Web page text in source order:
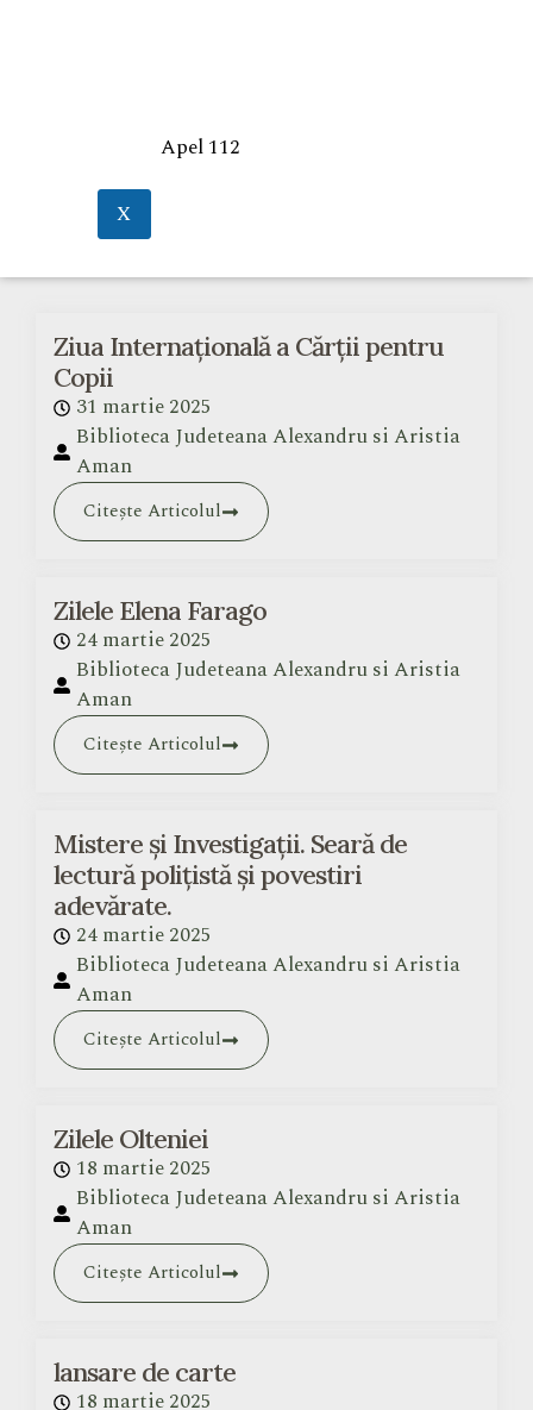
Apel 112
X
Ziua Internaţională a Cărţii pentru
Copii
31 martie 2025
Biblioteca Judeteana Alexandru si Aristia
Aman
Citește Articolul
Zilele Elena Farago
24 martie 2025
Biblioteca Judeteana Alexandru si Aristia
Aman
Citește Articolul
Mistere și Investigații. Seară de
lectură polițistă și povestiri
adevărate.
24 martie 2025
Biblioteca Judeteana Alexandru si Aristia
Aman
Citește Articolul
Zilele Olteniei
18 martie 2025
Biblioteca Judeteana Alexandru si Aristia
Aman
Citește Articolul
lansare de carte
18 martie 2025